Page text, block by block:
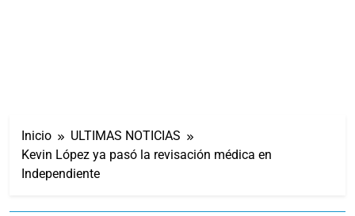
Inicio
ULTIMAS NOTICIAS
Kevin López ya pasó la revisación médica en
Independiente